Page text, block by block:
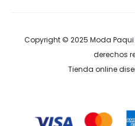
Copyright © 2025 Moda Paqui
derechos
Tienda online